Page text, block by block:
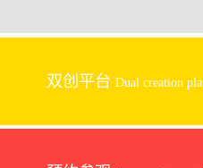
双创平台 Dual creation